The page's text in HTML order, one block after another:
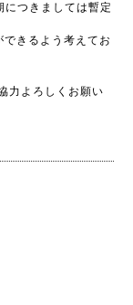
つきましては暫定
きるよう考えてお
力よろしくお願い